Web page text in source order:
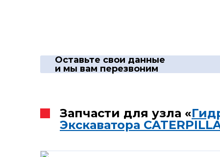
Оставьте свои данные
и мы вам перезвоним
Запчасти для узла «
Экскаватора